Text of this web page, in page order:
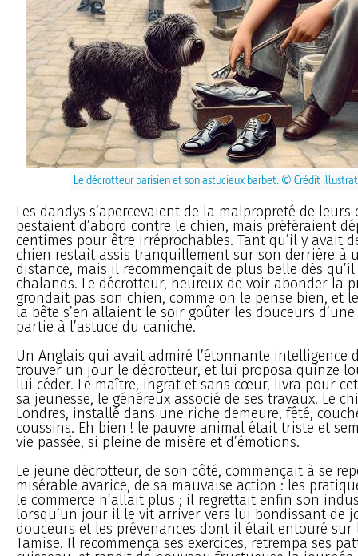
Le décrotteur parisien et son astucieux barbet. © Crédit
Les dandys s’apercevaient de la malpropreté de leurs
pestaient d’abord contre le chien, mais préféraient
centimes pour être irréprochables. Tant qu’il y avait
chien restait assis tranquillement sur son derrière à
distance, mais il recommençait de plus belle dès
chalands. Le décrotteur, heureux de voir abonder la
grondait pas son chien, comme on le pense bien, et
la bête s’en allaient le soir goûter les douceurs
partie à l’astuce du caniche.
Un Anglais qui avait admiré l’étonnante intelligence
trouver un jour le décrotteur, et lui proposa quinze
lui céder. Le maître, ingrat et sans cœur, livra pour
sa jeunesse, le généreux associé de ses travaux. Le
Londres, installé dans une riche demeure, fêté,
coussins. Eh bien ! le pauvre animal était triste et
vie passée, si pleine de misère et d’émotions.
Le jeune décrotteur, de son côté, commençait à se
misérable avarice, de sa mauvaise action : les
le commerce n’allait plus ; il regrettait enfin son
lorsqu’un jour il le vit arriver vers lui bondissant de
douceurs et les prévenances dont il était entouré sur
Tamise. Il recommença ses exercices, retrempa ses